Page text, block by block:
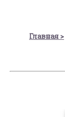
Главная